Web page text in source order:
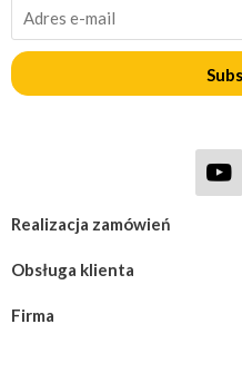
Firma
Obsługa klienta
Realizacja zamówień